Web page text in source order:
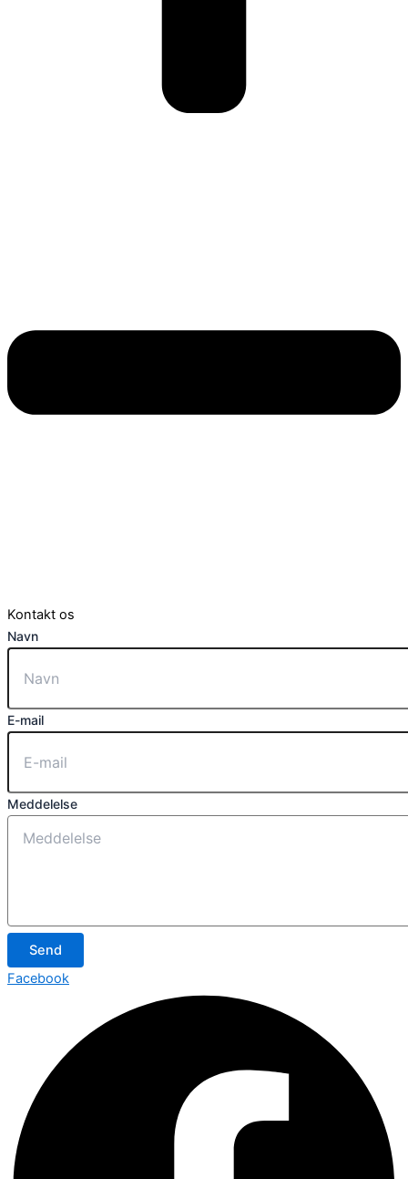
Kontakt os
Navn
E-mail
Meddelelse
Send
Facebook